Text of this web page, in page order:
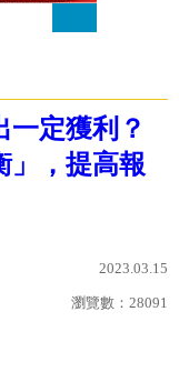
一定獲利？
」，提高報
2023.03.15
瀏覽數： 28091